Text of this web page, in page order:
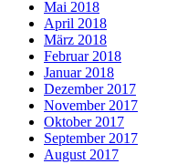
Mai 2018
April 2018
März 2018
Februar 2018
Januar 2018
Dezember 2017
November 2017
Oktober 2017
September 2017
August 2017